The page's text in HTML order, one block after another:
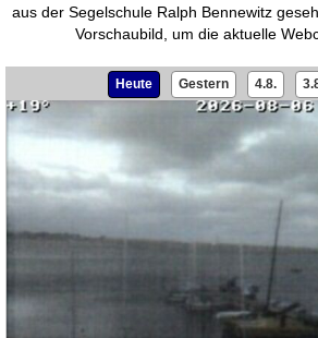
aus der Segelschule Ralph Bennewitz
Vorschaubild, um die aktuelle
Heute Gestern 4.8.